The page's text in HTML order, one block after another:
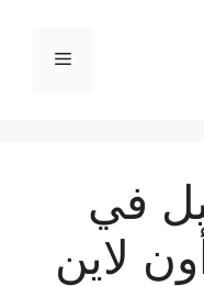
القائمة
في
لاين